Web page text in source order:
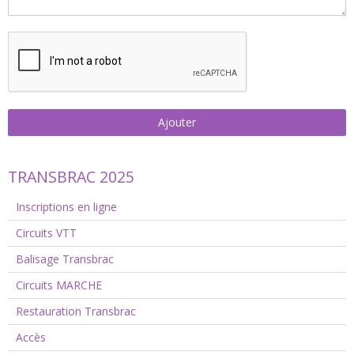
Ajouter
TRANSBRAC 2025
Inscriptions en ligne
Circuits VTT
Balisage Transbrac
Circuits MARCHE
Restauration Transbrac
Accès